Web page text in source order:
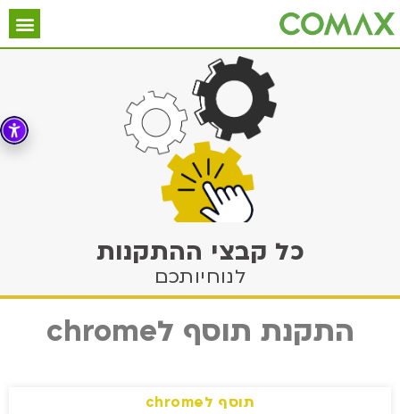
כל קבצי ההתקנות
לנוחיותכם
התקנת תוסף לchrome
תוסף לchrome